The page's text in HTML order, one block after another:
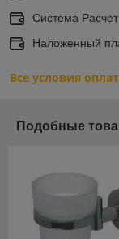
Система
Наложенный
Все условия
Подобные